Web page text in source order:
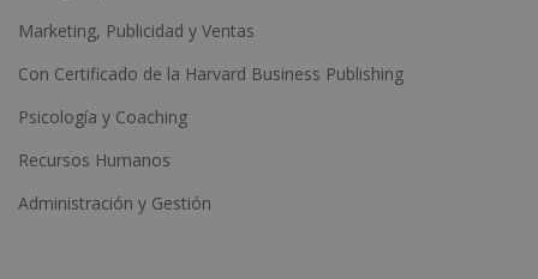
Marketing, Publicidad y Ventas
Con Certificado de la Harvard Business Publishing
Psicología y Coaching
Recursos Humanos
Administración y Gestión